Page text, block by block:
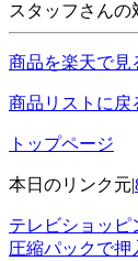
スタッフさんの
商品を楽天で見
商品リストに戻
トップページ
本日のリンク元|
テレビショッ
圧縮パックで押